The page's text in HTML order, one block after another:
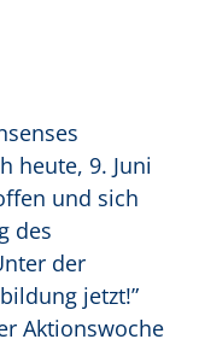
heute, 9. Juni
und sich
des
der
jetzt!”
Aktionswoche